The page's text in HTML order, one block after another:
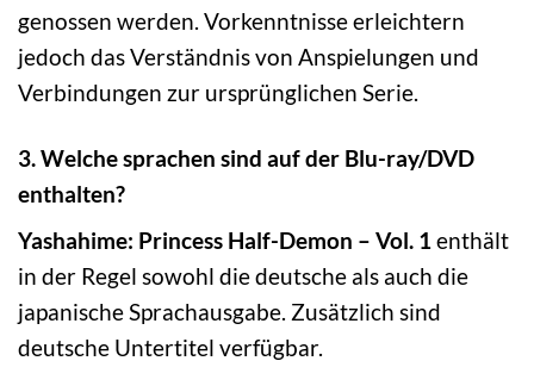
genossen werden. Vorkenntnisse erleichtern
jedoch das Verständnis von Anspielungen und
Verbindungen zur ursprünglichen Serie.
3. Welche sprachen sind auf der Blu-ray/DVD
enthalten?
Yashahime: Princess Half-Demon – Vol. 1enthält
in der Regel sowohl die deutsche als auch die
japanische Sprachausgabe. Zusätzlich sind
deutsche Untertitel verfügbar.